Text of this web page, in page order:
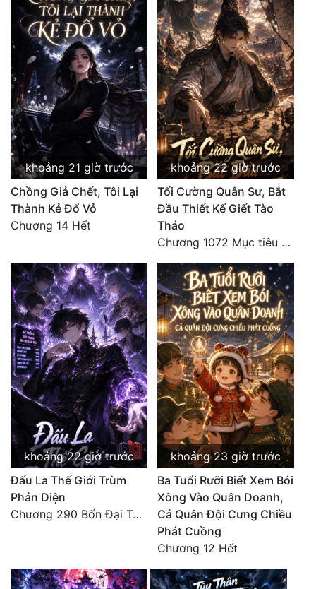
Học Đường
Khoa Huyễn
Khoa Huyễn Không Gian
Kinh Dị
Kiếm Hiệp
Kỳ Huyễn
Kỳ Ảo
Linh Dị
Lịch Sử
Mưu Mô
Mạt Thế
Mỹ Thực
Ngôn Tình
Nữ Cường
Nữ Phụ
Phong Thủy - Tâm Linh
Quan Trường
khoảng 21 giờ trước
Chồng Giả Chết, Tôi Lại
Thành Kẻ Đổ Vỏ
Chương 14 Hết
khoảng 22 giờ trước
Tối Cường Quân Sư, Bắt
Đầu Thiết Kế Giết Tào
Tháo
Chương 1072 Mục tiêu của chúng ta là biển sao trời (2/2)
khoảng 22 giờ trước
Đấu La Thế Giới Trùm
Phản Diện
Chương 290 Bốn Đại Tông Môn Đơn Thuộc Tính Vô Cùng Thê Lương
khoảng 23 giờ trước
Ba Tuổi Rưỡi Biết Xem Bói
Xông Vào Quân Doanh,
Cả Quân Đội Cưng Chiều
Phát Cuồng
Chương 12 Hết